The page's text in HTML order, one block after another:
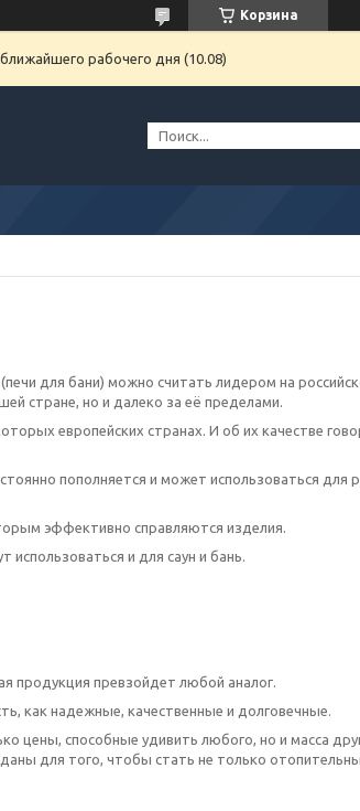
Корзина
рабочего дня (10.08)
для бани) можно считать лидером на
стране, но и далеко за её пределами.
европейских странах. И об их качестве
пополняется и может использоваться для
эффективно справляются изделия.
и для саун и бань.
продукция превзойдет любой аналог.
как надежные, качественные и долговечные.
цены, способные удивить любого, но и масса
для того, чтобы стать не только